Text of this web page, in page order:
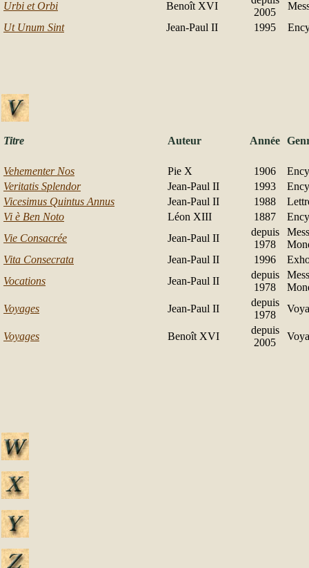
Urbi et Orbi Benoît XVI
2005
Ut Unum Sint
Jean-Paul II 1995
Titre Auteur Année
Vehementer Nos Pie X 1906
Veritatis Splendor
Jean-Paul II 1993
Vicesimus Quintus Annus
Jean-Paul II 1988
Vi è Ben Noto
Léon XIII 1887
Vie Consacrée
Jean-Paul II
depuis
1978
Vita Consecrata
Jean-Paul II 1996
Vocations
Jean-Paul II
depuis
1978
Voyages
Jean-Paul II
depuis
1978
Voyages Benoît XVI
depuis
2005